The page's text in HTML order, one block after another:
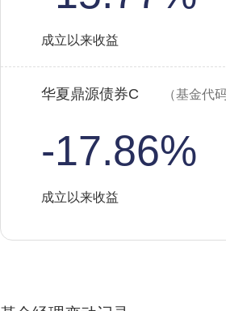
成立以来收益
华夏鼎源债券C （基金代
-17.86%
成立以来收益